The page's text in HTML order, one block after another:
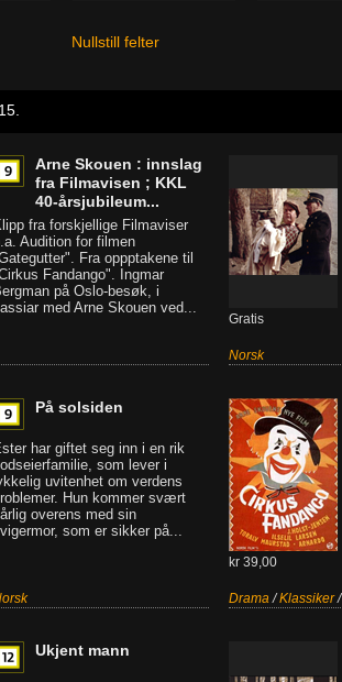
Nullstill felter
Arne Skouen : innslag
fra Filmavisen ; KKL
40-årsjubileum...
fra forskjellige Filmaviser
Audition for filmen
Fra oppptakene til
Fandango". Ingmar
på Oslo-besøk, i
med Arne Skouen ved...
Gratis
Norsk
På solsiden
har giftet seg inn i en rik
som lever i
uvitenhet om verdens
Hun kommer svært
overens med sin
som er sikker på...
kr 39,00
Drama/Klassiker
Ukjent mann